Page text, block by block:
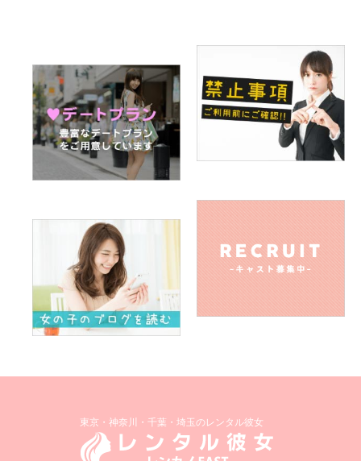
Q.好きな男性のタイプを教えてください
A. 優しい人がすきです(*’∪’*)
Q.外見と中身、どちらを重視しますか
A. 断然中身です！
オラ系など）
A. きっちりめの服が好きです！真面目っぽい感じの！
Q.男性のキュンとくる仕草は何ですか
A. 腕まくりとか、引っ張っていってくれる感じが好きです(
˶˙ᵕ˙˶ )
接の方が嬉しいです！
東京・神奈川・千葉・埼玉のレンタル彼女